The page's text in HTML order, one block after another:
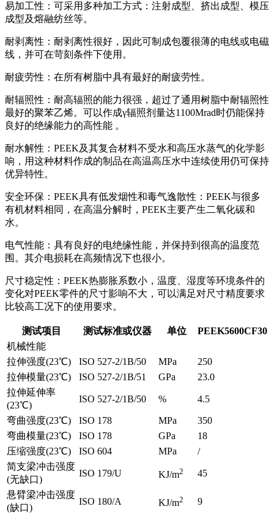
易加工性：可采用多种加工方式：注射成型、挤出成型、模压
成型及熔融纺丝等。
耐剥离性：耐剥离性很好，因此可制成包覆很薄的电线或电磁
线，并可在苛刻条件下使用。
耐疲劳性：在所有树脂中具有最好的耐疲劳性。
耐辐照性：耐高辐照的能力很强，超过了通用树脂中耐辐照性
最好的聚苯乙烯。可以作成γ辐照剂量达1100Mrad时仍能保持
良好的绝缘能力的高性能 。
耐水解性：PEEK及其复合材料不受水和高压水蒸气的化学影
响，用这种材料作成的制品在高温高压水中连续使用仍可保持
优异特性。
安全环保：PEEK具有低发烟性和毒气逸散性：PEEK与很多
有机材料相同，在高温分解时，PEEK主要产生二氧化碳和
水。
电气性能：具有良好的电绝缘性能，并保持到很高的温度范
围。其介电损耗在高频情况下也很小。
尺寸稳定性：PEEK热膨胀系数小，温度、湿度等环境条件的
变化对PEEK零件的尺寸影响不大，可以满足对尺寸精度要求
比较高工况下的使用要求。
测试项目 测试标准或仪器 单位
PEEK5600CF30
机械性能
拉伸强度(23℃)
ISO 527-2/1B/50 MPa
250
拉伸模量(23℃)
ISO 527-2/1B/51 GPa
23.0
拉伸延伸率
(23℃)
ISO 527-2/1B/50 % 4.5
弯曲强度(23℃) ISO 178 MPa
350
弯曲模量(23℃)
ISO 178 GPa
18
压缩强度(23℃)
ISO 604 MPa
/
简支梁冲击强度
(无缺口)
ISO 179/U KJ/m2 45
悬臂梁冲击强度
(缺口)
ISO 180/A KJ/m2 9